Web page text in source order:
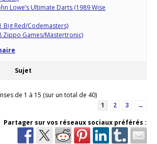
Lowe’s Ultimate Darts (1989 Wise
Big Red/Codemasters)
Zippo Games/Mastertronic)
Sujet
de 1 à 15 (sur un total de 40)
1
2 3
→
Partager sur vos réseaux sociaux préférés :